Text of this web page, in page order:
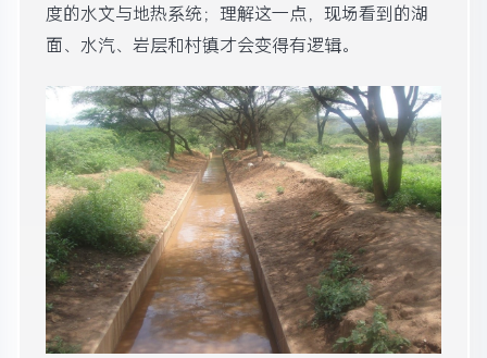
度的水文与地热系统；理解这一点，现场看到的湖
面、水汽、岩层和村镇才会变得有逻辑。